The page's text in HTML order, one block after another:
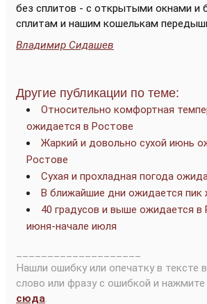
без сплитов - с открытыми окнами и
сплитам и нашим кошелькам
Владимир Сидашев
Другие публикации по теме:
Относительно комфортная
ожидается в Ростове
Жаркий и довольно сухой июнь
Ростове
Сухая и прохладная погода
В ближайшие дни ожидается пик
40 градусов и выше ожидается в
июня-начале июля
Нашли ошибку или опечатку в тексте
слово или фразу с ошибкой и нажмите
сюда